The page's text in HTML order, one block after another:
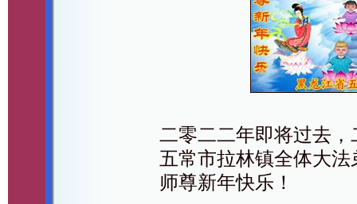
二零二二年即将过去
五常市拉林镇全体大
师尊新年快乐！